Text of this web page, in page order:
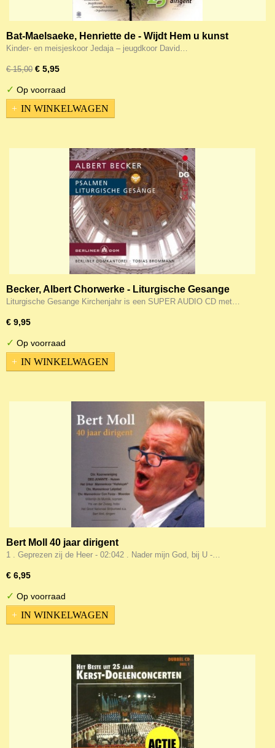
Bat-Maelsaeke, Henriette de - Wijdt Hem u kunst
Kinder- en meisjeskoor Jedaja – jeugdkoor David…
€ 15,00 € 5,95
✓ Op voorraad
IN WINKELWAGEN
Becker, Albert Chorwerke - Liturgische Gesange
Kirchenjahr Op4
Liturgische Gesange Kirchenjahr is een SUPER AUDIO CD met…
€ 9,95
✓ Op voorraad
IN WINKELWAGEN
Bert Moll 40 jaar dirigent
1 . Geprezen zij de Heer - 02:042 . Nader mijn God, bij U -…
€ 6,95
✓ Op voorraad
IN WINKELWAGEN